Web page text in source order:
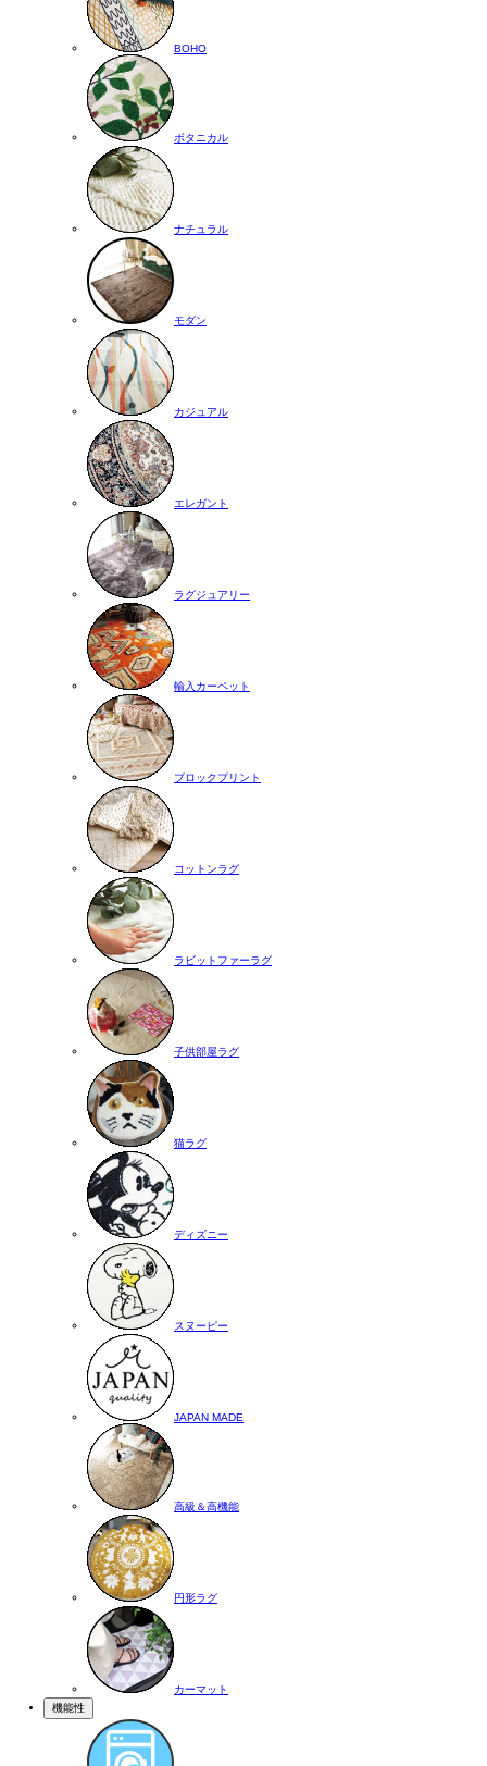
BOHO
ボタニカル
ナチュラル
モダン
カジュアル
エレガント
ラグジュアリー
輸入カーペット
ブロックプリント
コットンラグ
ラビットファーラグ
子供部屋ラグ
猫ラグ
ディズニー
スヌーピー
JAPAN MADE
高級＆高機能
円形ラグ
カーマット
機能性